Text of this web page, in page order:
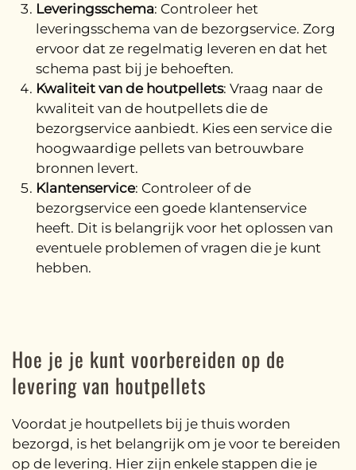
Leveringsschema: Controleer het
leveringsschema van de bezorgservice. Zorg
ervoor dat ze regelmatig leveren en dat het
schema past bij je behoeften.
Kwaliteit van de houtpellets: Vraag naar de
kwaliteit van de houtpellets die de
bezorgservice aanbiedt. Kies een service die
hoogwaardige pellets van betrouwbare
bronnen levert.
Klantenservice: Controleer of de
bezorgservice een goede klantenservice
heeft. Dit is belangrijk voor het oplossen van
eventuele problemen of vragen die je kunt
hebben.
Hoe je je kunt voorbereiden op de
levering van houtpellets
Voordat je houtpellets bij je thuis worden
bezorgd, is het belangrijk om je voor te bereiden
op de levering. Hier zijn enkele stappen die je